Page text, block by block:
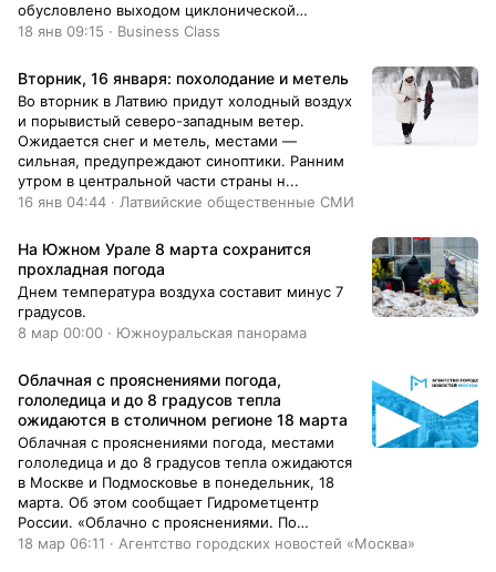
обусловлено выходом циклонической
депрессии со стороны Балтий...
18 янв 09:15 · Business Class
Вторник, 16 января: похолодание и метель
Во вторник в Латвию придут холодный воздух
и порывистый северо-западным ветер.
Ожидается снег и метель, местами —
сильная, предупреждают синоптики. Ранним
утром в центральной части страны н...
16 янв 04:44 · Латвийские общественные СМИ
На Южном Урале 8 марта сохранится
прохладная погода
Днем температура воздуха составит минус 7
градусов.
8 мар 00:00 · Южноуральская панорама
Облачная с прояснениями погода,
гололедица и до 8 градусов тепла
ожидаются в столичном регионе 18 марта
Облачная с прояснениями погода, местами
гололедица и до 8 градусов тепла ожидаются
в Москве и Подмосковье в понедельник, 18
марта. Об этом сообщает Гидрометцентр
России. «Облачно с прояснениями. По
области местами небольшие осадки. Местами
18 мар 06:11 · Агентство городских новостей «Москва»